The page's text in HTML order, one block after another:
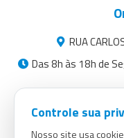
RUA
Das 8h às 18h de
Controle sua
Nosso site usa